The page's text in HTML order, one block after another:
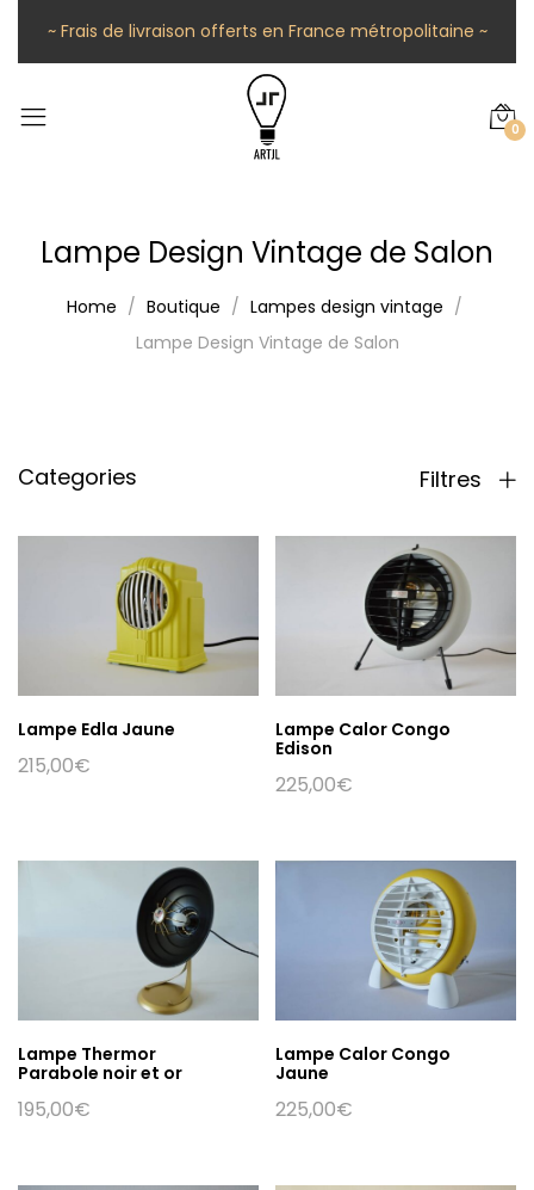
~ Frais de livraison offerts en France métropolitaine ~
0
Lampe Design Vintage de Salon
Home Boutique
Lampes design vintage
Lampe Design Vintage de Salon
Categories Filtres
Lampe Edla Jaune
215,00€
Lampe Calor Congo
Edison
225,00€
Lampe Thermor
Parabole noir et or
195,00€
Lampe Calor Congo
Jaune
225,00€